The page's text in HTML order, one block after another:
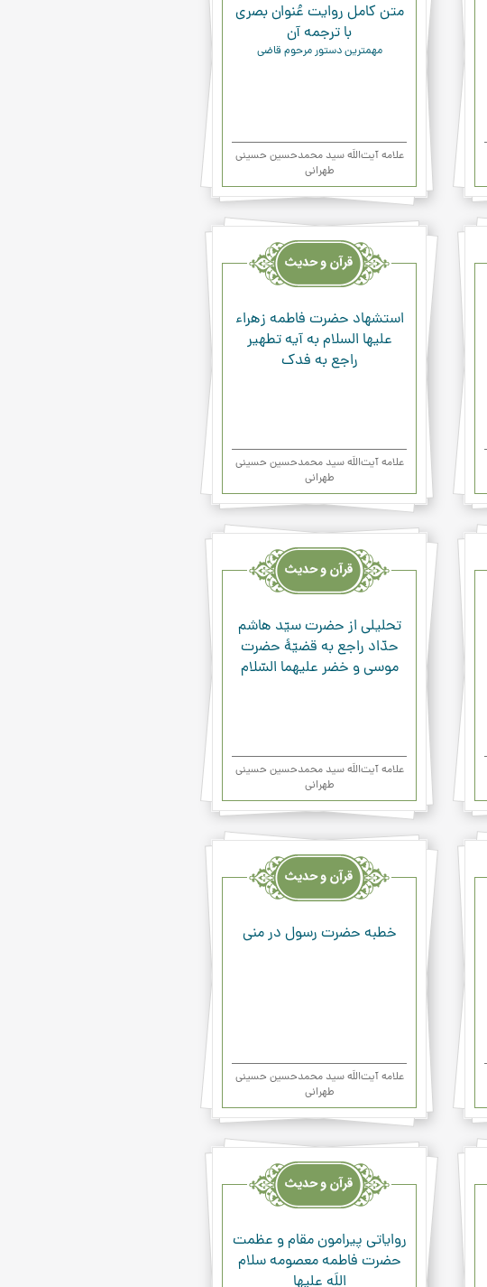
متن كامل روايت عُنوان بصري
با ترجمه آن
مهمترين دستور مرحوم قاضي
علامه آیت‌اللَه سید محمدحسین حسینی
طهرانی
قرآن
وحدیث
استشهاد حضرت فاطمه زهراء
علیها السلام به آيه تطهير
راجع به فدك
علامه آیت‌اللَه سید محمدحسین حسینی
طهرانی
قرآن
وحدیث
تحلیلی از حضرت سیّد هاشم
حدّاد راجع به قضیّۀ حضرت
موسی و خضر علیهما السّلام
علامه آیت‌اللَه سید محمدحسین حسینی
طهرانی
قرآن
وحدیث
خطبه حضرت رسول در مني
علامه آیت‌اللَه سید محمدحسین حسینی
طهرانی
قرآن
وحدیث
رواياتي پيرامون مقام و عظمت
حضرت فاطمه معصومه سلام
اللَه عليها